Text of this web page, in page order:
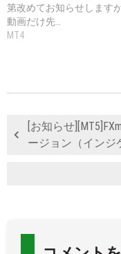
第改めてお知らせしますが
動画だけ先…
MT4
[お知らせ
ージョン（インジ